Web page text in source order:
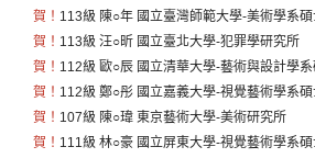
賀！ 113級 陳○年 國立臺灣師範大學-美術學系碩
賀！ 113級 汪○昕 國立臺北大學-犯罪學研究所
賀！ 112級 歐○辰 國立清華大學-藝術與設計學
賀！ 112級 鄭○彤 國立嘉義大學-視覺藝術學系
賀！ 107級 陳○瑋 東京藝術大學-美術研究所
賀！ 111級 林○豪 國立屏東大學-視覺藝術學系